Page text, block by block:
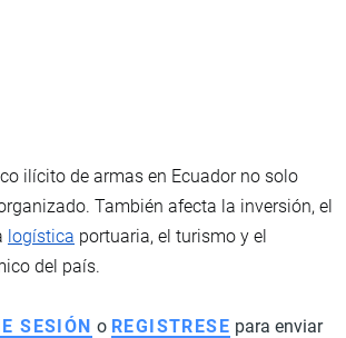
ilícito de armas en Ecuador no solo
También afecta la inversión, el
logística portuaria, el turismo y el
del país.
SESIÓN o REGISTRESE para enviar